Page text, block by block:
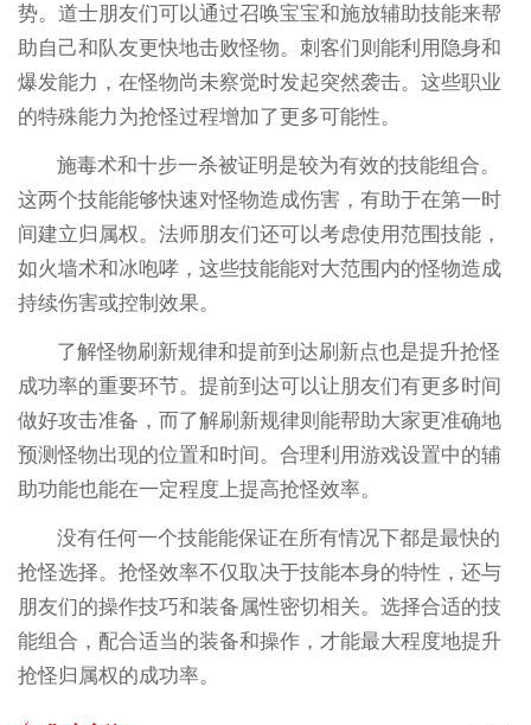
势。道士朋友们可以通过召唤宝宝和施放辅助技能来帮
助自己和队友更快地击败怪物。刺客们则能利用隐身和
爆发能力，在怪物尚未察觉时发起突然袭击。这些职业
的特殊能力为抢怪过程增加了更多可能性。
施毒术和十步一杀被证明是较为有效的技能组合。
这两个技能能够快速对怪物造成伤害，有助于在第一时
间建立归属权。法师朋友们还可以考虑使用范围技能，
如火墙术和冰咆哮，这些技能能对大范围内的怪物造成
持续伤害或控制效果。
了解怪物刷新规律和提前到达刷新点也是提升抢怪
成功率的重要环节。提前到达可以让朋友们有更多时间
做好攻击准备，而了解刷新规律则能帮助大家更准确地
预测怪物出现的位置和时间。合理利用游戏设置中的辅
助功能也能在一定程度上提高抢怪效率。
没有任何一个技能能保证在所有情况下都是最快的
抢怪选择。抢怪效率不仅取决于技能本身的特性，还与
朋友们的操作技巧和装备属性密切相关。选择合适的技
能组合，配合适当的装备和操作，才能最大程度地提升
抢怪归属权的成功率。